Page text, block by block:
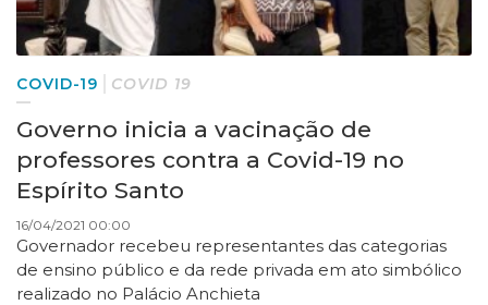
COVID-19 COVID 19
Governo inicia a vacinação de
professores contra a Covid-19 no
Espírito Santo
16/04/2021 00:00
Governador recebeu representantes das categorias
de ensino público e da rede privada em ato simbólico
realizado no Palácio Anchieta